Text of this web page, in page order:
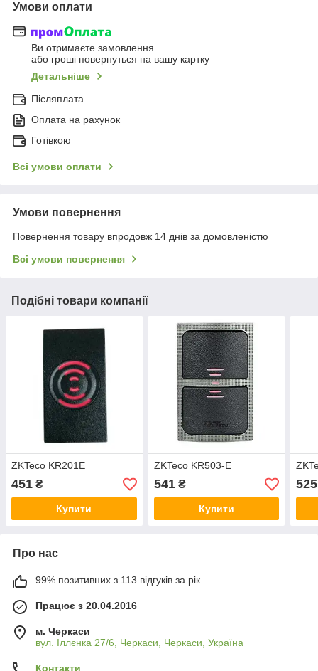
Умови оплати
Ви отримаєте замовлення
або гроші повернуться на вашу картку
Детальніше
Післяплата
Оплата на рахунок
Готівкою
Всі умови оплати
Умови повернення
Повернення товару впродовж 14 днів за домовленістю
Всі умови повернення
Подібні товари компанії
ZKTeco KR201E
451 ₴
Купити
ZKTeco KR503-E
541₴
Купити
525
Про нас
99% позитивних з 113 відгуків за рік
Працює з 20.04.2016
м. Черкаси
вул. Іллєнка 27/6, Черкаси, Черкаси, Україна
Контакти